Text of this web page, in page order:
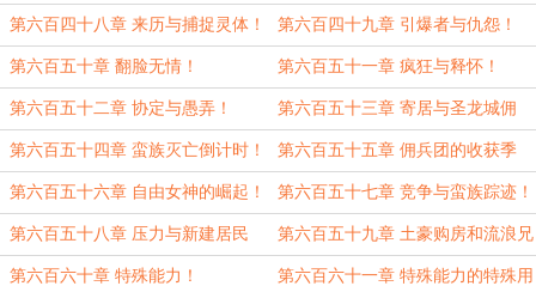
第六百四十八章 来历与捕捉灵体！ 第六百四十九章 引爆者与仇怨！
第六百五十章 翻脸无情！ 第六百五十一章 疯狂与释怀！
第六百五十二章 协定与愚弄！ 第六百五十三章 寄居与圣龙城佣
兵！
第六百五十四章 蛮族灭亡倒计时！ 第六百五十五章 佣兵团的收获季
节！
第六百五十六章 自由女神的崛起！ 第六百五十七章 竞争与蛮族踪迹！
第六百五十八章 压力与新建居民
区！
第六百五十九章 土豪购房和流浪兄
妹！
第六百六十章 特殊能力！ 第六百六十一章 特殊能力的特殊用